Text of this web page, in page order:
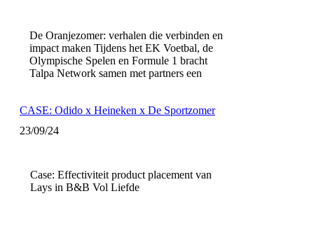
De Oranjezomer: verhalen die verbinden en
impact maken Tijdens het EK Voetbal, de
Olympische Spelen en Formule 1 bracht
Talpa Network samen met partners een
CASE: Odido x Heineken x De Sportzomer
23/09/24
Case: Effectiviteit product placement van
Lays in B&B Vol Liefde